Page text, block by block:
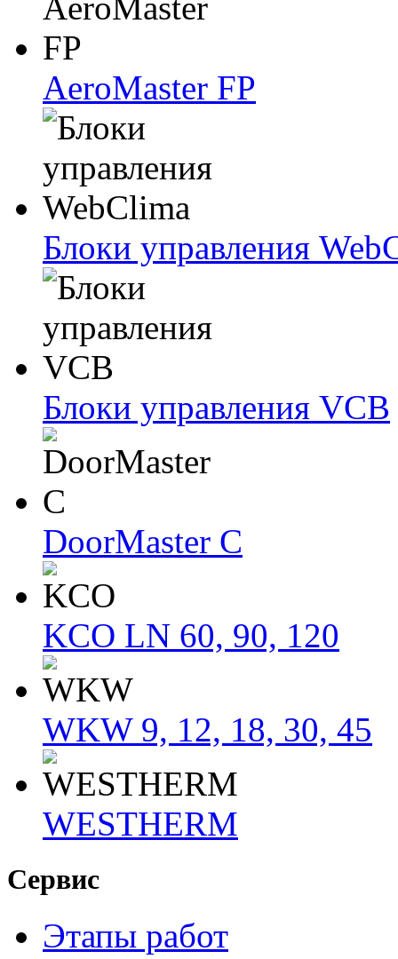
AeroMaster FP
Блоки упрaвлeния
Блоки упрaвлeния VCB
DoorMaster C
KCO LN 60, 90, 120
WKW 9, 12, 18, 30, 45
WESTHERM
Сервис
Этапы работ